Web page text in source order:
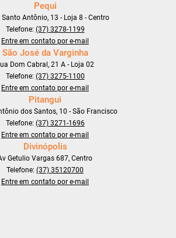
Pequi
Santo Antônio, 13 - Loja 8 - Centro
Telefone: (37) 3278-1199
Entre em contato por e-mail
São José da Varginha
Dom Cabral, 21 A - Loja 02
Telefone: (37) 3275-1100
Entre em contato por e-mail
Pitangui
dos Santos, 10 - São Francisco
Telefone: (37) 3271-1696
Entre em contato por e-mail
Divinópolis
Getulio Vargas 687, Centro
Telefone: (37) 35120700
Entre em contato por e-mail